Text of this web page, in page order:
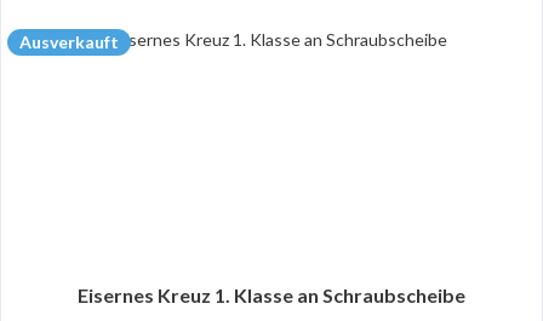
Ausverkauft
Eisernes Kreuz 1. Klasse an Schraubscheibe